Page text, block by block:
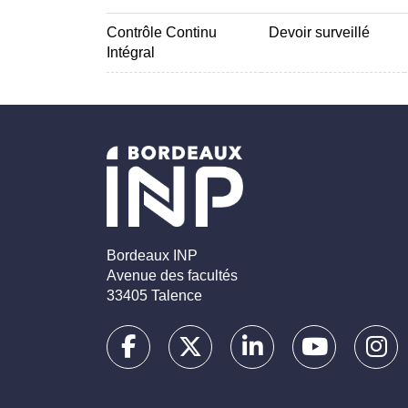
Contrôle Continu
Intégral
Devoir surveillé
Bordeaux INP
Avenue des facultés
33405 Talence